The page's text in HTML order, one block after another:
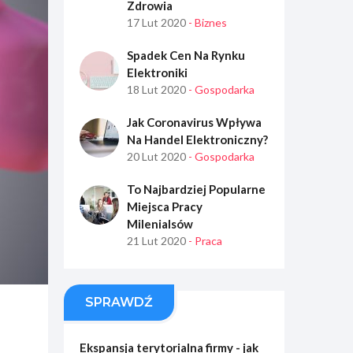
Zdrowia
17 Lut 2020 - Biznes
Spadek Cen Na Rynku
Elektroniki
18 Lut 2020 - Gospodarka
Jak Coronavirus Wpływa
Na Handel Elektroniczny?
20 Lut 2020 - Gospodarka
To Najbardziej Popularne
Miejsca Pracy
Milenialsów
21 Lut 2020 - Praca
SPRAWDŹ
Ekspansja terytorialna firmy - jak